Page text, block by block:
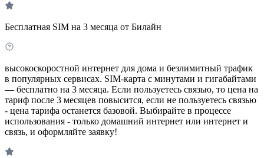
Бесплатная SIM на 3 месяца от Билайн
высокоскоростной интернет для дома и безлимитный трафик
в популярных сервисах. SIM-карта с минутами и гигабайтами
— бесплатно на 3 месяца. Если пользуетесь связью, то цена на
тариф после 3 месяцев повысится, если не пользуетесь связью
- цена тарифа останется базовой. Выбирайте в процессе
использования - только домашний интернет или интернет и
связь, и оформляйте заявку!